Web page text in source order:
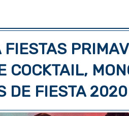
FIESTAS
COCKTAIL,
DE FIESTA